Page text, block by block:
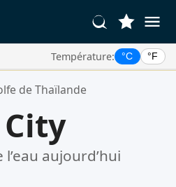
Température: °C °F
de Thaïlande
aujourd’hui